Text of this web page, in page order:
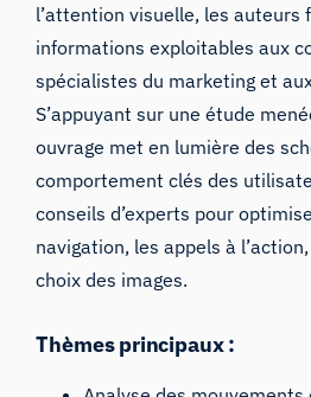
l’attention visuelle, les auteurs
informations exploitables aux
spécialistes du marketing et
S’appuyant sur une étude
ouvrage met en lumière des
comportement clés des
conseils d’experts pour
navigation, les appels à
choix des images.
Thèmes principaux :